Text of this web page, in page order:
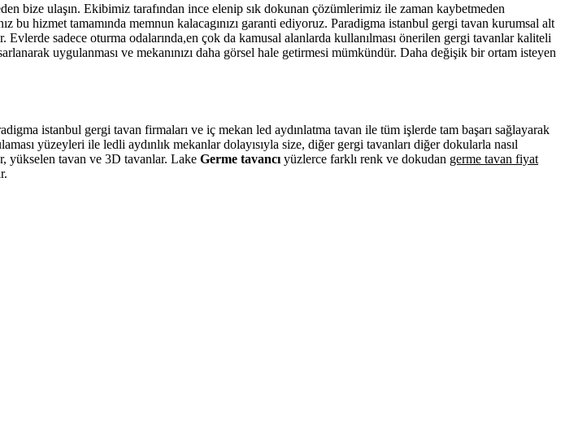
bize ulaşın. Ekibimiz tarafından ince elenip sık dokunan çözümlerimiz ile zaman kaybetmeden
bu hizmet tamamında memnun kalacagınızı garanti ediyoruz. Paradigma istanbul gergi tavan kurumsal alt
sadece oturma odalarında,en çok da kamusal alanlarda kullanılması önerilen gergi tavanlar kaliteli
uygulanması ve mekanınızı daha görsel hale getirmesi mümkündür. Daha değişik bir ortam isteyen
istanbul gergi tavan firmaları ve iç mekan led aydınlatma tavan ile tüm işlerde tam başarı sağlayarak
yüzeyleri ile ledli aydınlık mekanlar dolayısıyla size, diğer gergi tavanları diğer dokularla nasıl
yükselen tavan ve 3D tavanlar. Lake Germe tavancı yüzlerce farklı renk ve dokudan germe tavan fiyat